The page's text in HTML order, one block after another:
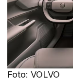
Foto: VOLVO